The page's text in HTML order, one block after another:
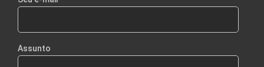
Assunto